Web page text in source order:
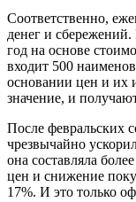
Соответственно,
денег и сбережений.
год на основе
входит 500
основании цен и их
значение, и
После февральских
чрезвычайно
она составляла
цен и снижение
17%. И это только